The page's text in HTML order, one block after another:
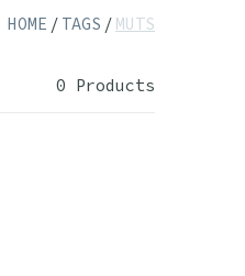
HOME TAGS MUTS
0 Products